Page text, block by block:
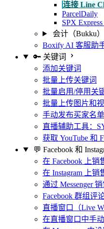
连接 Line
ParcelDaily
SPX
会计（Bukku）
Boxify AI 客服助
🔑 关键词
添加关键词
批量上传关键词
批量启用/停用关
批量上传图片和
手动发布买家名单
直播辅助工具：
获取 YouTube 和
💬 Facebook 和
在 Facebook 上销
在 Instagram 上销
通过 Messenger
Facebook 群组评
直播窗口（Live
在直播窗口中手